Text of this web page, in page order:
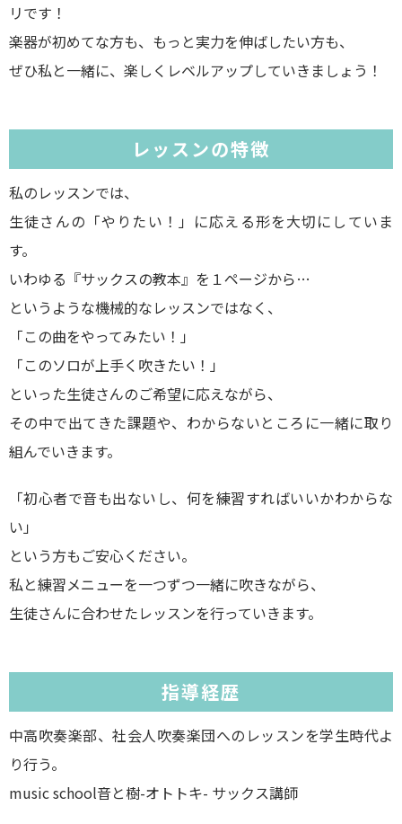
リです！
楽器が初めてな方も、もっと実力を伸ばしたい方も、
ぜひ私と一緒に、楽しくレベルアップしていきましょう！
レッスンの特徴
私のレッスンでは、
生徒さんの「やりたい！」に応える形を大切にしていま
す。
いわゆる『サックスの教本』を１ページから…
というような機械的なレッスンではなく、
「この曲をやってみたい！」
「このソロが上手く吹きたい！」
といった生徒さんのご希望に応えながら、
その中で出てきた課題や、わからないところに一緒に取り
組んでいきます。
「初心者で音も出ないし、何を練習すればいいかわからな
い」
という方もご安心ください。
私と練習メニューを一つずつ一緒に吹きながら、
生徒さんに合わせたレッスンを行っていきます。
指導経歴
中高吹奏楽部、社会人吹奏楽団へのレッスンを学生時代よ
り行う。
music school音と樹-オトトキ- サックス講師